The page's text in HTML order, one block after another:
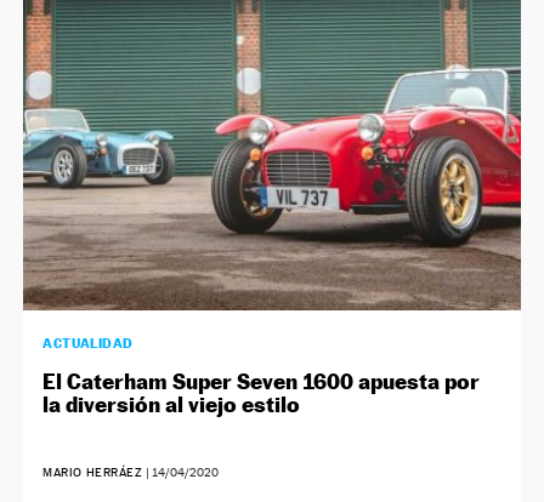
NEWSLETTER
SÍGUENOS
ACTUALIDAD
El Caterham Super Seven 1600 apuesta por
la diversión al viejo estilo
MARIO HERRÁEZ | 14/04/2020